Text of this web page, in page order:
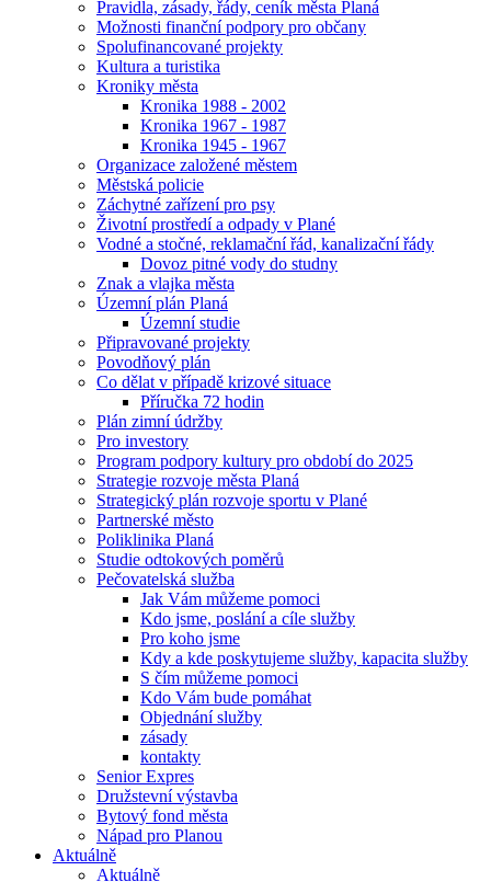
Pravidla, zásady, řády, ceník města Planá
Možnosti finanční podpory pro občany
Spolufinancované projekty
Kultura a turistika
Kroniky města
Kronika 1988 - 2002
Kronika 1967 - 1987
Kronika 1945 - 1967
Organizace založené městem
Městská policie
Záchytné zařízení pro psy
Životní prostředí a odpady v Plané
Vodné a stočné, reklamační řád, kanalizační řády
Dovoz pitné vody do studny
Znak a vlajka města
Územní plán Planá
Územní studie
Připravované projekty
Povodňový plán
Co dělat v případě krizové situace
Příručka 72 hodin
Plán zimní údržby
Pro investory
Program podpory kultury pro období do 2025
Strategie rozvoje města Planá
Strategický plán rozvoje sportu v Plané
Partnerské město
Poliklinika Planá
Studie odtokových poměrů
Pečovatelská služba
Jak Vám můžeme pomoci
Kdo jsme, poslání a cíle služby
Pro koho jsme
Kdy a kde poskytujeme služby, kapacita služby
S čím můžeme pomoci
Kdo Vám bude pomáhat
Objednání služby
zásady
kontakty
Senior Expres
Družstevní výstavba
Bytový fond města
Nápad pro Planou
Aktuálně
Aktuálně